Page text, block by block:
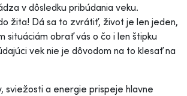
v dôsledku pribúdania veku.
žita! Dá sa to zvrátiť, život je len jeden,
situáciám obrať vás o čo i len štipku
vek nie je dôvodom na to klesať na
sviežosti a energie prispeje hlavne